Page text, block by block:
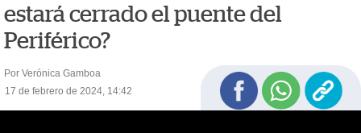
estará cerrado el puente del
Periférico?
Por Verónica Gamboa
17 de febrero de 2024, 14:42